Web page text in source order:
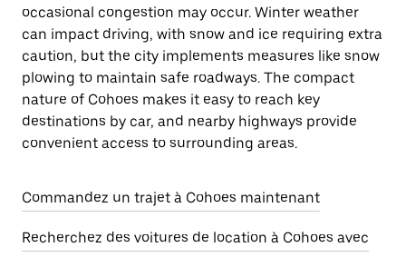
occasional congestion may occur. Winter weather
can impact driving, with snow and ice requiring extra
caution, but the city implements measures like snow
plowing to maintain safe roadways. The compact
nature of Cohoes makes it easy to reach key
destinations by car, and nearby highways provide
convenient access to surrounding areas.
Commandez un trajet à Cohoes maintenant
Recherchez des voitures de location à Cohoes avec